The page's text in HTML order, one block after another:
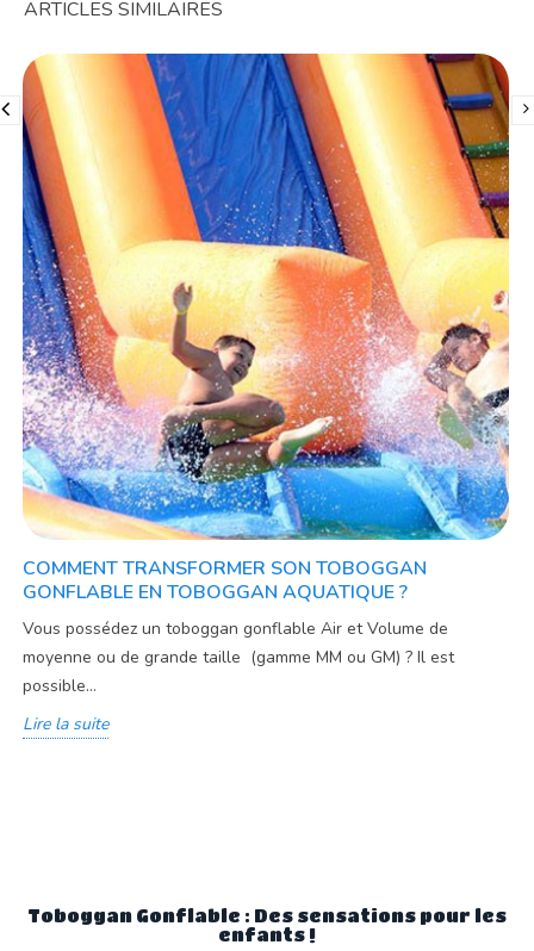
ARTICLES SIMILAIRES
COMMENT TRANSFORMER SON TOBOGGAN
GONFLABLE EN TOBOGGAN AQUATIQUE ?
Vous possédez un toboggan gonflable Air et Volume de
moyenne ou de grande taille (gamme MM ou GM) ? Il est
possible...
Lire la suite
Toboggan Gonflable : Des sensations pour les
enfants !